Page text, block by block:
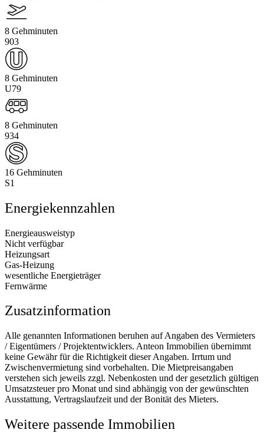
8 Gehminuten
903
8 Gehminuten
U79
8 Gehminuten
934
16 Gehminuten
S1
Energiekennzahlen
Energieausweistyp
Nicht verfügbar
Heizungsart
Gas-Heizung
wesentliche Energieträger
Fernwärme
Zusatzinformation
Alle genannten Informationen beruhen auf Angaben des Vermieters
/ Eigentümers / Projektentwicklers. Anteon Immobilien übernimmt
keine Gewähr für die Richtigkeit dieser Angaben. Irrtum und
Zwischenvermietung sind vorbehalten. Die Mietpreisangaben
verstehen sich jeweils zzgl. Nebenkosten und der gesetzlich gültigen
Umsatzsteuer pro Monat und sind abhängig von der gewünschten
Ausstattung, Vertragslaufzeit und der Bonität des Mieters.
Weitere passende Immobilien